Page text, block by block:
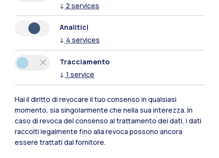
Polimi Community
Tutti i siti dell’ecosistema
Residenze
↓ 2 services
Analitici
↓ 4 services
Tracciamento
↓ 1 service
Hai il diritto di revocare il tuo consenso in qualsiasi
momento, sia singolarmente che nella sua interezza. In
caso di revoca del consenso al trattamento dei dati, i dati
raccolti legalmente fino alla revoca possono ancora
essere trattati dal fornitore.